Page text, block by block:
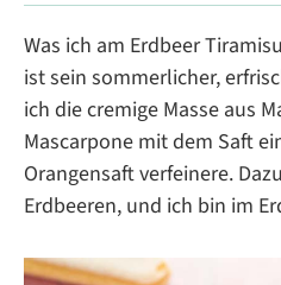
Was ich am Erdbeer
ist sein sommerlicher,
ich die cremige Masse aus
Mascarpone mit dem Saft
Orangensaft verfeinere.
Erdbeeren, und ich bin im